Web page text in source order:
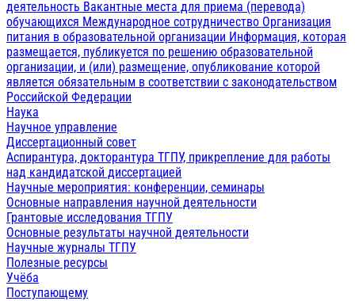
деятельность Вакантные места для приема (перевода)
обучающихся Международное сотрудничество Организация
питания в образовательной организации Информация, которая
размещается, публикуется по решению образовательной
организации, и (или) размещение, опубликование которой
является обязательным в соответствии с законодательством
Российской Федерации
Наука
Научное управление
Диссертационный совет
Аспирантура, докторантура ТГПУ, прикрепление для работы
над кандидатской диссертацией
Научные мероприятия: конференции, семинары
Основные направления научной деятельности
Грантовые исследования ТГПУ
Основные результаты научной деятельности
Научные журналы ТГПУ
Полезные ресурсы
Учёба
Поступающему